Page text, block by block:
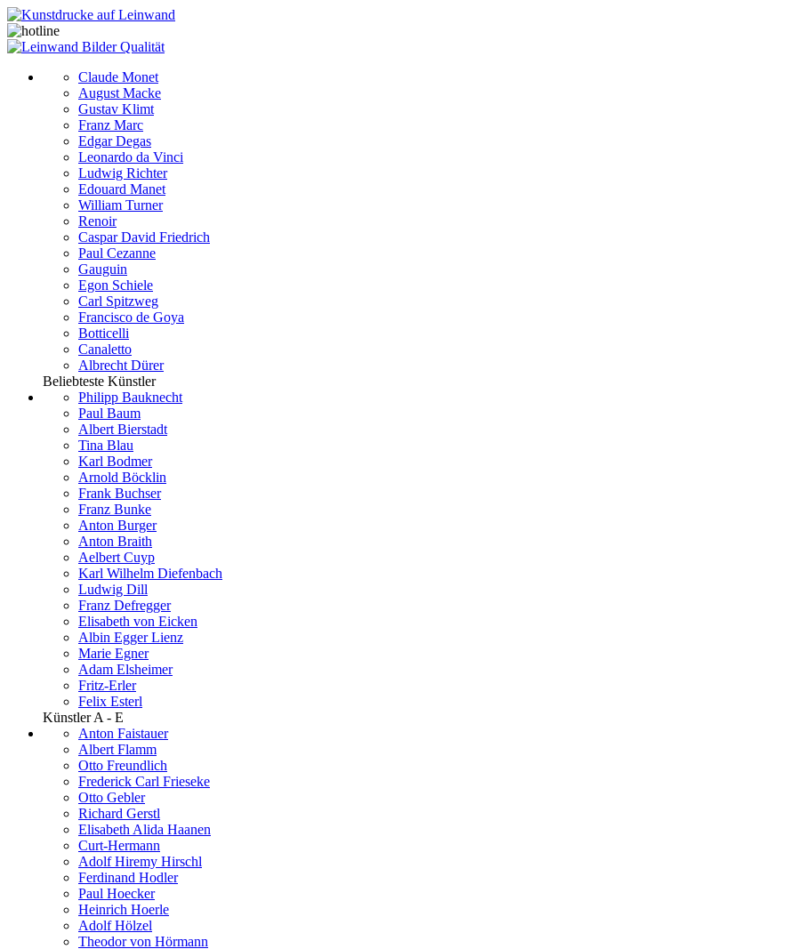
Claude Monet
August Macke
Gustav Klimt
Franz Marc
Edgar Degas
Leonardo da Vinci
Ludwig Richter
Edouard Manet
William Turner
Renoir
Caspar David Friedrich
Paul Cezanne
Gauguin
Egon Schiele
Carl Spitzweg
Francisco de Goya
Botticelli
Canaletto
Albrecht Dürer
Beliebteste Künstler
Philipp Bauknecht
Paul Baum
Albert Bierstadt
Tina Blau
Karl Bodmer
Arnold Böcklin
Frank Buchser
Franz Bunke
Anton Burger
Anton Braith
Aelbert Cuyp
Karl Wilhelm Diefenbach
Ludwig Dill
Franz Defregger
Elisabeth von Eicken
Albin Egger Lienz
Marie Egner
Adam Elsheimer
Fritz-Erler
Felix Esterl
Künstler A - E
Anton Faistauer
Albert Flamm
Otto Freundlich
Frederick Carl Frieseke
Otto Gebler
Richard Gerstl
Elisabeth Alida Haanen
Curt-Hermann
Adolf Hiremy Hirschl
Ferdinand Hodler
Paul Hoecker
Heinrich Hoerle
Adolf Hölzel
Theodor von Hörmann